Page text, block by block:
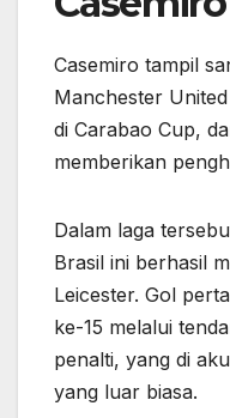
Casemiro tampil
Manchester
di Carabao Cup,
memberikan
Dalam laga
Brasil ini berhasil
Leicester. Gol
ke-15 melalui
penalti, yang di
yang luar biasa.